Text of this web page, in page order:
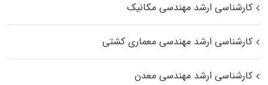
کارشناسی ارشد مهندسی مکانیک
کارشناسی ارشد مهندسی معماری کشتی
کارشناسی ارشد مهندسی معدن